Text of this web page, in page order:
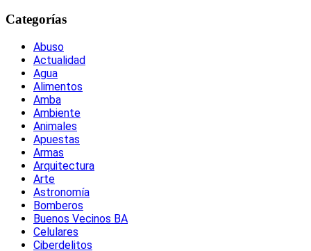
Categorías
Abuso
Actualidad
Agua
Alimentos
Amba
Ambiente
Animales
Apuestas
Armas
Arquitectura
Arte
Astronomía
Bomberos
Buenos Vecinos BA
Celulares
Ciberdelitos